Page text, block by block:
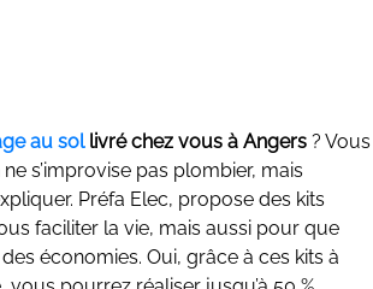
au sollivré chez vous à Angers ? Vous
s’improvise pas plombier, mais
Préfa Elec, propose des kits
faciliter la vie, mais aussi pour que
économies. Oui, grâce à ces kits à